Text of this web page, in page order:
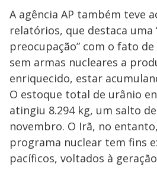
A agência AP também teve
relatórios, que destaca uma
preocupação” com o fato
sem armas nucleares a
enriquecido, estar
O estoque total de urânio
atingiu 8.294 kg, um salto
novembro. O Irã, no
programa nuclear tem fins
pacíficos, voltados à